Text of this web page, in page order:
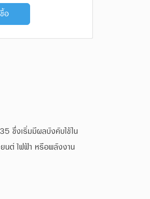
ซื้อ
ซึ่งเริ่มมีผลบังคับใช้ใน
นต์ ไฟฟ้า หรือพลังงาน